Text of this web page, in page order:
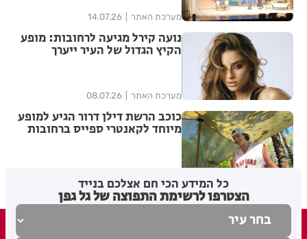
מערכת האתר 14.07.26
נועה קירל מגיעה לרחובות: מופע
הקיץ הגדול של העיר ייערך
מערכת האתר 08.07.26
כוכב הרשת דילן דרור הגיע למופע
מיוחד לקאנטרי ספייס ברחובות
כל המידע הכי חם אצלכם בנייד
הצטרפו לרשימת התפוצה של גל גפן